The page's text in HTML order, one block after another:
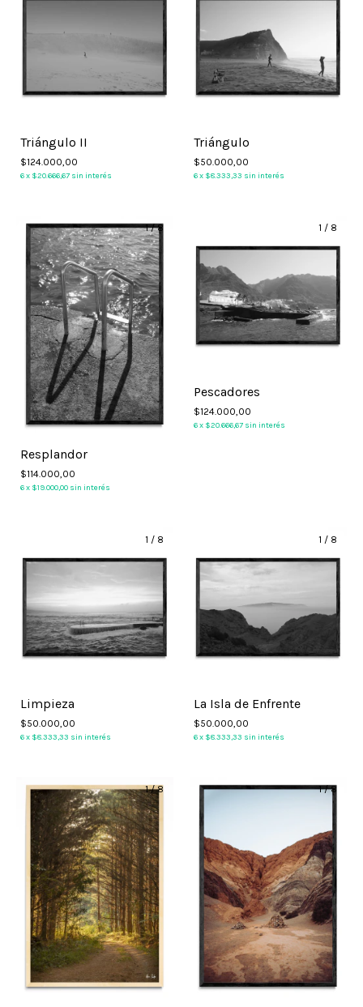
Triángulo II
$124.000,00
6x $20.666,67 sin interés
Triángulo
$50.000,00
6x $8.333,33 sin interés
1/8
Resplandor
$114.000,00
6x $19.000,00 sin interés
1 / 8
Pescadores
$124.000,00
6x $20.666,67 sin interés
1 / 8
Limpieza
$50.000,00
6x $8.333,33 sin interés
1 / 8
La Isla de Enfrente
$50.000,00
6x $8.333,33 sin interés
1/8 1/8